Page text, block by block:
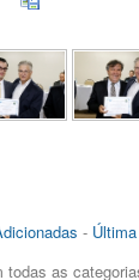
-
todas as